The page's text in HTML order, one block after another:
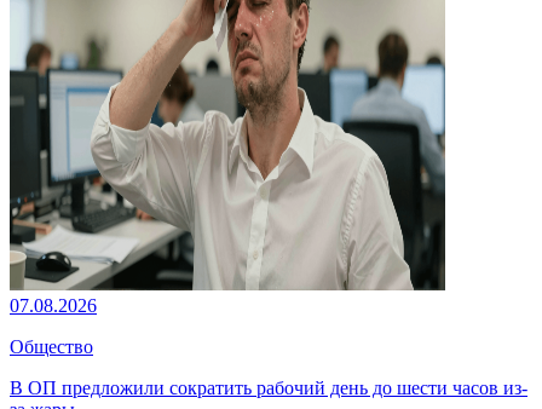
07.08.2026
Общество
В ОП предложили сократить рабочий день до шести часов из-